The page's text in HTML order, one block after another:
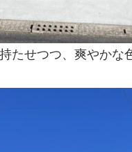
たせつつ、爽やかな